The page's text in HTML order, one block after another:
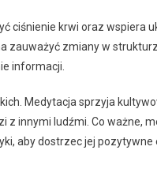
ciśnienie krwi oraz wspiera
zauważyć zmiany w
informacji.
Medytacja sprzyja
z innymi ludźmi. Co ważne,
aby dostrzec jej